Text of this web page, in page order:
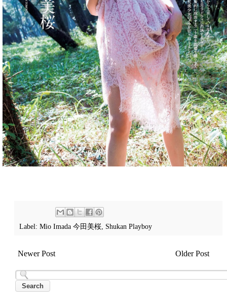
Label: Mio Imada 今田美桜, Shukan Playboy
Newer Post Older Post